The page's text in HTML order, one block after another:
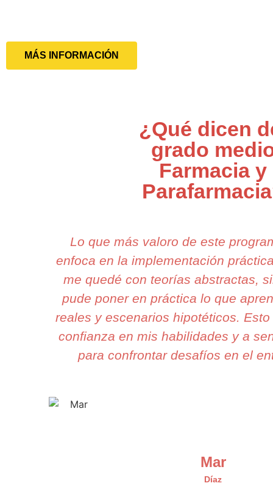
MÁS INFORMACIÓN
¿Qué dicen
grado
Farmacia y
Lo que más valoro de este
enfoca en la implementación
me quedé con teorías abstractas,
pude poner en práctica lo que
reales y escenarios hipotéticos.
confianza en mis habilidades y a
para confrontar desafíos en el
Mar
Díaz